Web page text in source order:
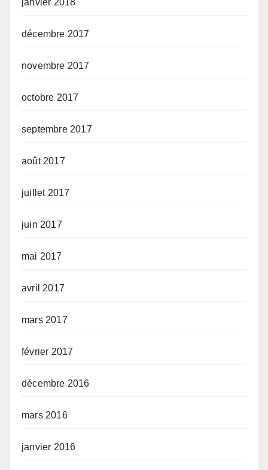
janvier 2018
décembre 2017
novembre 2017
octobre 2017
septembre 2017
août 2017
juillet 2017
juin 2017
mai 2017
avril 2017
mars 2017
février 2017
décembre 2016
mars 2016
janvier 2016